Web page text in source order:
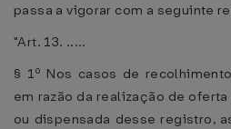
passa a vigorar com a seguinte
"Art. 13. .....
§ 1º Nos casos de
em razão da realização de
ou dispensada desse registro,